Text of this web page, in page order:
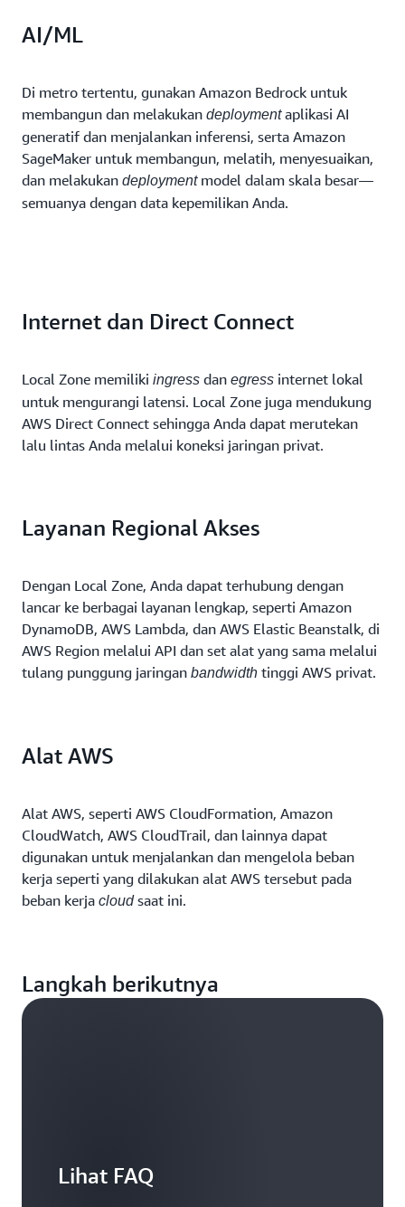
AI/ML
Di metro tertentu, gunakan Amazon Bedrock untuk
membangun dan melakukan deploymentaplikasi AI
generatif dan menjalankan inferensi, serta Amazon
SageMaker untuk membangun, melatih, menyesuaikan,
dan melakukan deploymentmodel dalam skala besar—
semuanya dengan data kepemilikan Anda.
Internet dan Direct Connect
Local Zone memiliki ingress dan egress internet lokal
untuk mengurangi latensi. Local Zone juga mendukung
AWS Direct Connect sehingga Anda dapat merutekan
lalu lintas Anda melalui koneksi jaringan privat.
Layanan Regional Akses
Dengan Local Zone, Anda dapat terhubung dengan
lancar ke berbagai layanan lengkap, seperti Amazon
DynamoDB, AWS Lambda, dan AWS Elastic Beanstalk, di
AWS Region melalui API dan set alat yang sama melalui
tulang punggung jaringan bandwidth tinggi AWS privat.
Alat AWS
Alat AWS, seperti AWS CloudFormation, Amazon
CloudWatch, AWS CloudTrail, dan lainnya dapat
digunakan untuk menjalankan dan mengelola beban
kerja seperti yang dilakukan alat AWS tersebut pada
beban kerja cloudsaat ini.
Langkah berikutnya
Lihat FAQ